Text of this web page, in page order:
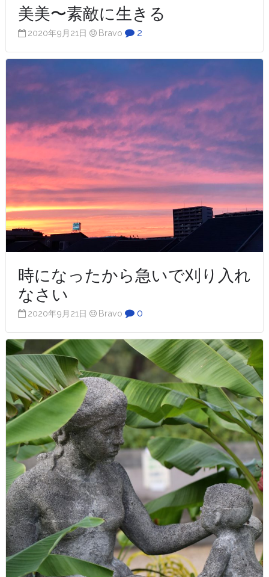
美美〜素敵に生きる
2020年9月21日 Bravo 2
時になったから急いで刈り入れ
なさい
2020年9月21日 Bravo 0